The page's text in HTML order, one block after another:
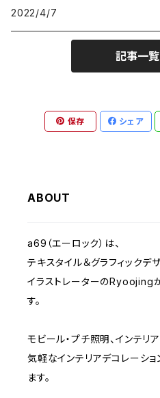
2022/4/7
記事一
保存 シェア
ABOUT
a69（エーロック）は、
テキスタイル＆グラフィックデ
イラストレーターのRyoojing
す。
モビール・プチ照明、インテリ
気軽なインテリアデコレーシ
ます。